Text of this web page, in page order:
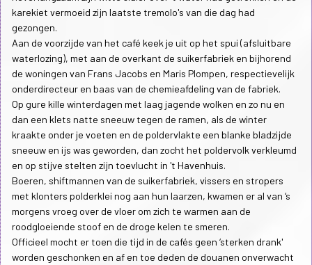
karekiet vermoeid zijn laatste tremolo's van die dag had
gezongen.
Aan de voorzijde van het café keek je uit op het spui (afsluitbare
waterlozing), met aan de overkant de suikerfabriek en bijhorend
de woningen van Frans Jacobs en Maris Plompen, respectievelijk
onderdirecteur en baas van de chemieafdeling van de fabriek.
Op gure kille winterdagen met laag jagende wolken en zo nu en
dan een klets natte sneeuw tegen de ramen, als de winter
kraakte onder je voeten en de poldervlakte een blanke bladzijde
sneeuw en ijs was geworden, dan zocht het poldervolk verkleumd
en op stijve stelten zijn toevlucht in 't Havenhuis.
Boeren, shiftmannen van de suikerfabriek, vissers en stropers
met klonters polderklei nog aan hun laarzen, kwamen er al van ‘s
morgens vroeg over de vloer om zich te warmen aan de
roodgloeiende stoof en de droge kelen te smeren.
Officieel mocht er toen die tijd in de cafés geen ‘sterken drank'
worden geschonken en af en toe deden de douanen onverwacht